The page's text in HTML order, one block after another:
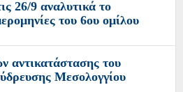
26/9 αναλυτικά το
του 6ου ομίλου
αντικατάστασης του
Μεσολογγίου